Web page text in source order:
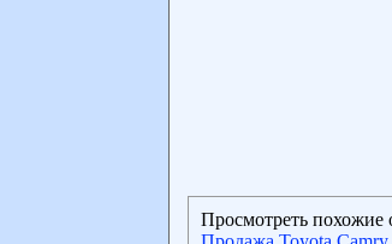
Просмотреть похожие